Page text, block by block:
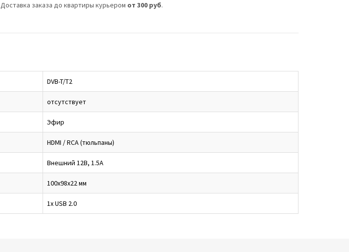
Доставка заказа до квартиры курьером от 300 руб.
DVB-T/T2
отсутствует
Эфир
HDMI / RCA (тюльпаны)
Внешний 12В, 1.5А
100х98х22 мм
1x USB 2.0